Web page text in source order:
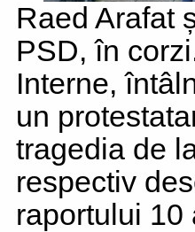
Raed Arafat
PSD, în
Interne,
un
tragedia de
respectiv
raportului 10